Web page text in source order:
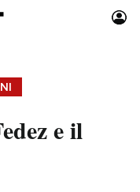
e il